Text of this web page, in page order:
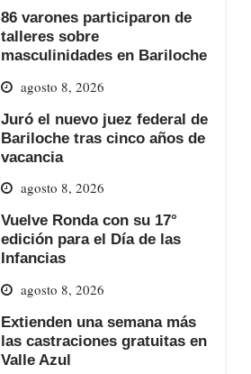
86 varones participaron de
talleres sobre
masculinidades en Bariloche
agosto 8, 2026
Juró el nuevo juez federal de
Bariloche tras cinco años de
vacancia
agosto 8, 2026
Vuelve Ronda con su 17°
edición para el Día de las
Infancias
agosto 8, 2026
Extienden una semana más
las castraciones gratuitas en
Valle Azul